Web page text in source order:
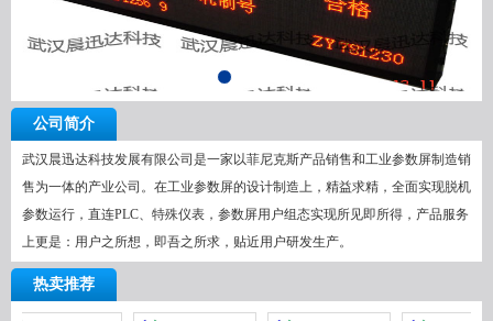
公司简介
武汉晨迅达科技发展有限公司是一家以菲尼克斯产品销售和工业参数屏制造销
售为一体的产业公司。在工业参数屏的设计制造上，精益求精，全面实现脱机
参数运行，直连PLC、特殊仪表，参数屏用户组态实现所见即所得，产品服务
上更是：用户之所想，即吾之所求，贴近用户研发生产。
热卖推荐